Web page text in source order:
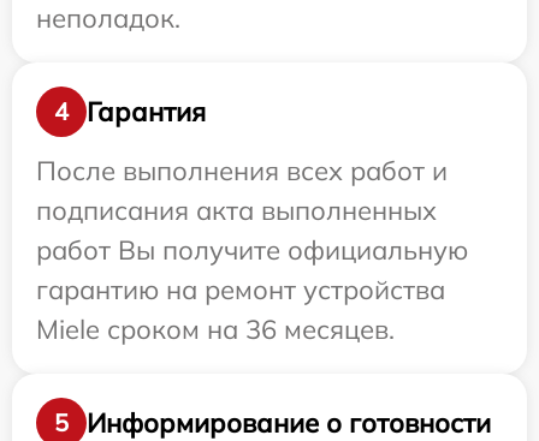
неполадок.
4
Гарантия
После выполнения всех работ и
подписания акта выполненных
работ Вы получите официальную
гарантию на ремонт устройства
Miele сроком на 36 месяцев.
5
Информирование о готовности